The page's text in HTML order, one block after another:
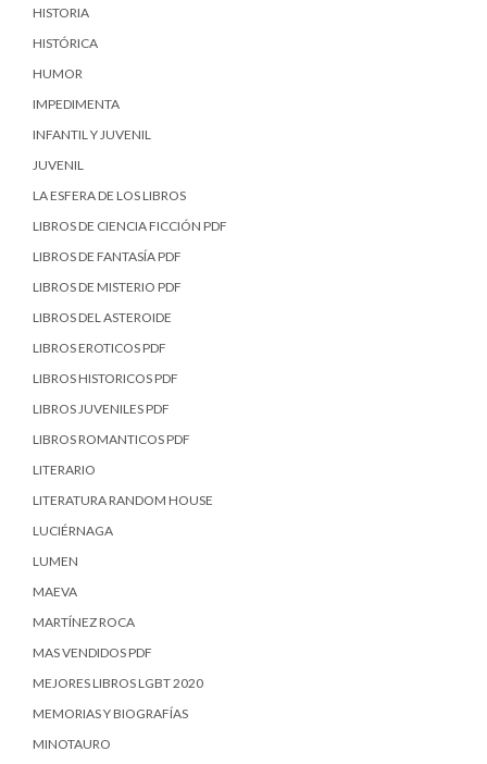
HISTORIA
HISTÓRICA
HUMOR
IMPEDIMENTA
INFANTIL Y JUVENIL
JUVENIL
LA ESFERA DE LOS LIBROS
LIBROS DE CIENCIA FICCIÓN PDF
LIBROS DE FANTASÍA PDF
LIBROS DE MISTERIO PDF
LIBROS DEL ASTEROIDE
LIBROS EROTICOS PDF
LIBROS HISTORICOS PDF
LIBROS JUVENILES PDF
LIBROS ROMANTICOS PDF
LITERARIO
LITERATURA RANDOM HOUSE
LUCIÉRNAGA
LUMEN
MAEVA
MARTÍNEZ ROCA
MAS VENDIDOS PDF
MEJORES LIBROS LGBT 2020
MEMORIAS Y BIOGRAFÍAS
MINOTAURO